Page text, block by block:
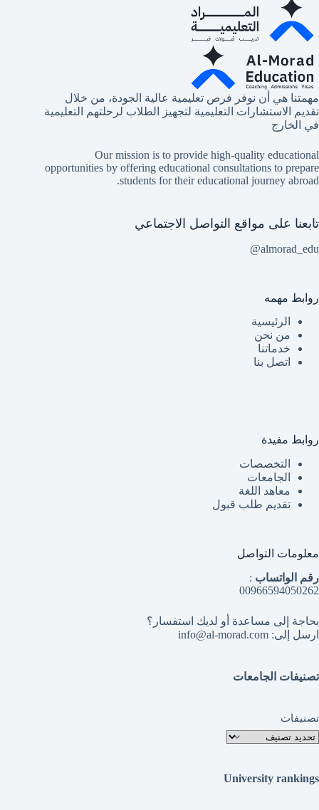
مهمتنا هي أن نوفر فرص تعليمية عالية الجودة، من خلال
تقديم الاستشارات التعليمية لتجهيز الطلاب لرحلتهم التعليمية
في الخارج
Our mission is to provide high-quality educational
opportunities by offering educational consultations to prepare
students for their educational journey abroad.
تابعنا على مواقع التواصل الاجتماعي
almorad_edu@
روابط مهمه
الرئيسية
من نحن
خدماتنا
اتصل بنا
روابط مفيدة
التخصصات
الجامعات
معاهد اللغة
تقديم طلب قبول
معلومات التواصل
رقم الواتساب :
00966594050262
بحاجة إلى مساعدة أو لديك استفسار؟
ارسل إلى: info@al-morad.com
تصنيفات الجامعات
تصنيفات
University rankings